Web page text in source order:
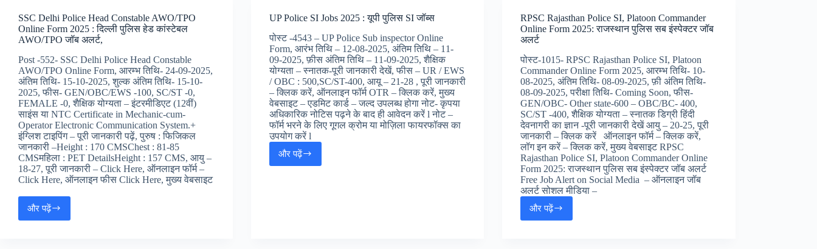
हेड
कांस्टेबल
जॉब
CPO
SI
ऑनलाइन
फॉर्म,
Online
Form
:
बिहार
पुलिस
सब
इंस्पेक्टर
जॉब्स,
SSC Delhi Police Head Constable AWO/TPO
Online Form 2025 : दिल्ली पुलिस हेड कांस्टेबल
AWO/TPO जॉब अलर्ट,
Post -552- SSC Delhi Police Head Constable
AWO/TPO Online Form, आरम्भ तिथि- 24-09-2025,
अंतिम तिथि- 15-10-2025, शुल्क अंतिम तिथि- 15-10-
2025, फीस- GEN/OBC/EWS -100, SC/ST -0,
FEMALE -0, शैक्षिक योग्यता – इंटरमीडिएट (12वीं)
साइंस या NTC Certificate in Mechanic-cum-
Operator Electronic Communication System.+
इंग्लिश टाइपिंग – पूरी जानकारी पढ़ें, पुरुष : फिजिकल
जानकारी –Height : 170 CMSChest : 81-85
CMSमहिला : PET DetailsHeight : 157 CMS, आयु –
18-27, पूरी जानकारी – Click Here, ऑनलाइन फॉर्म –
Click Here, ऑनलाइन फीस Click Here, मुख्य वेबसाइट
और पढ़ेंSSC
Delhi
UP Police SI Jobs 2025 : यूपी पुलिस SI जॉब्स
पोस्ट -4543 – UP Police Sub inspector Online
Form, आरंभ तिथि – 12-08-2025, अंतिम तिथि – 11-
09-2025, फ़ीस अंतिम तिथि – 11-09-2025, शैक्षिक
योग्यता – स्नातक-पूरी जानकारी देखें, फीस – UR / EWS
/ OBC : 500,SC/ST-400, आयू – 21-28 , पूरी जानकारी
– क्लिक करें, ऑनलाइन फॉर्म OTR – क्लिक करें, मुख्य
वेबसाइट – एडमिट कार्ड – जल्द उपलब्ध होगा नोट- कृपया
अधिकारिक नोटिस पढ़ने के बाद ही आवेदन करें l नोट –
फॉर्म भरने के लिए गूगल क्रोम या मोज़िला फायरफॉक्स का
उपयोग करें l
और पढ़ें
UP
Police
RPSC Rajasthan Police SI, Platoon Commander
Online Form 2025: राजस्थान पुलिस सब इंस्पेक्टर जॉब
अलर्ट
पोस्ट-1015- RPSC Rajasthan Police SI, Platoon
Commander Online Form 2025, आरम्भ तिथि- 10-
08-2025, अंतिम तिथि- 08-09-2025, फ़ी अंतिम तिथि-
08-09-2025, परीक्षा तिथि- Coming Soon, फीस-
GEN/OBC- Other state-600 – OBC/BC- 400,
SC/ST -400, शैक्षिक योग्यता – स्नातक डिग्री हिंदी
देवनागरी का ज्ञान -पूरी जानकारी देखें आयु – 20-25, पूरी
जानकारी – क्लिक करें ऑनलाइन फॉर्म – क्लिक करें,
लॉग इन करें – क्लिक करें, मुख्य वेबसाइट RPSC
Rajasthan Police SI, Platoon Commander Online
Form 2025: राजस्थान पुलिस सब इंस्पेक्टर जॉब अलर्ट
Free Job Alert on Social Media – ऑनलाइन जॉब
अलर्ट सोशल मीडिया –
और पढ़ेंRPSC
Rajasthan